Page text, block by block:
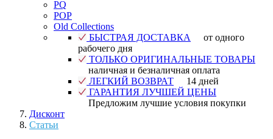
PQ
POP
Old Collections
БЫСТРАЯ ДОСТАВКА
от одного
рабочего дня
ТОЛЬКО ОРИГИНАЛЬНЫЕ ТОВАРЫ
наличная и безналичная оплата
ЛЕГКИЙ ВОЗВРАТ
14 дней
ГАРАНТИЯ ЛУЧШЕЙ ЦЕНЫ
Предложим лучшие условия покупки
Дисконт
Статьи